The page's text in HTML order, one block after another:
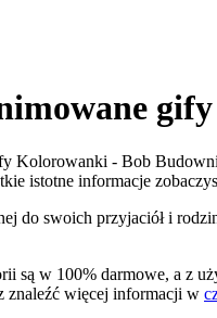
gify
- Bob
istotne informacje
swoich przyjaciół i
w 100% darmowe, a z
znaleźć więcej informacji w